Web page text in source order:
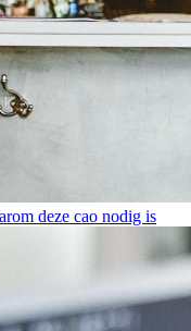
deze cao nodig is